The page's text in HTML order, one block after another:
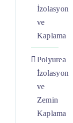
İzolasyon
ve
Kaplama
Polyurea
İzolasyon
ve
Zemin
Kaplama